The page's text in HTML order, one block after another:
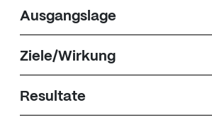
Ausgangslage
Ziele/Wirkung
Resultate